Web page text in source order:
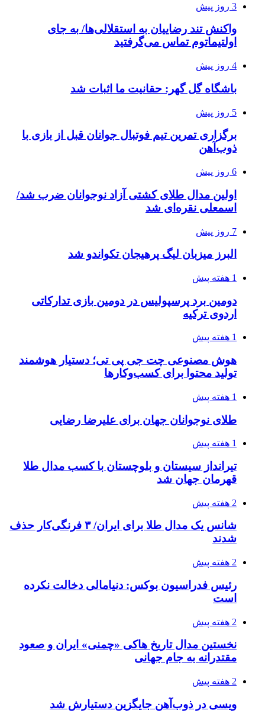
3 روز پیش
واکنش تند رضاییان به استقلالی‌ها/ به جای
اولتیماتوم تماس می‌گرفتید
4 روز پیش
باشگاه گل گهر: حقانیت ما اثبات شد
5 روز پیش
برگزاری تمرین تیم فوتبال جوانان قبل از بازی با
ذوب‌آهن
6 روز پیش
اولین مدال طلای کشتی آزاد نوجوانان ضرب شد/
اسمعلی نقره‌ای شد
7 روز پیش
البرز میزبان لیگ پرهیجان تکواندو شد
1 هفته پیش
دومین برد پرسپولیس در دومین بازی تدارکاتی
اردوی ترکیه
1 هفته پیش
هوش مصنوعی چت جی پی تی؛ دستیار هوشمند
تولید محتوا برای کسب‌وکارها
1 هفته پیش
طلای نوجوانان جهان برای علیرضا رضایی
1 هفته پیش
تیرانداز سیستان و بلوچستان با کسب مدال طلا
قهرمان جهان شد
2 هفته پیش
شانس یک مدال طلا برای ایران/ ۳ فرنگی‌کار حذف
شدند
2 هفته پیش
رئیس فدراسیون بوکس: دنیامالی دخالت نکرده
است
2 هفته پیش
نخستین مدال تاریخ هاکی «چمنی» ایران و صعود
مقتدرانه به جام جهانی
2 هفته پیش
ویسی در ذوب‌آهن جایگزین دستیارش شد